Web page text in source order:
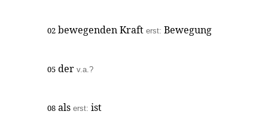
02 bewegenden Kraft erst: Bewegung
05 der v.a.?
08 als erst: ist